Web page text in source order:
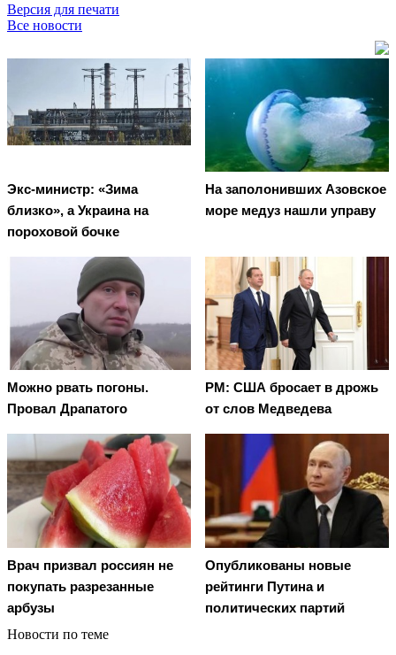
Версия для печати
Все новости
Экс-министр: «Зима
близко», а Украина на
пороховой бочке
На заполонивших Азовское
море медуз нашли управу
Можно рвать погоны.
Провал Драпатого
PM: США бросает в дрожь
от слов Медведева
Врач призвал россиян не
покупать разрезанные
арбузы
Опубликованы новые
рейтинги Путина и
политических партий
Новости по теме